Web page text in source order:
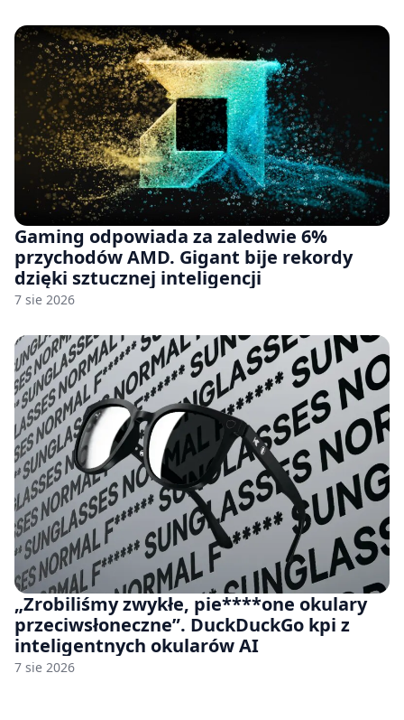
Gaming odpowiada za zaledwie 6%
przychodów AMD. Gigant bije rekordy
dzięki sztucznej inteligencji
7 sie 2026
„Zrobiliśmy zwykłe, pie****one okulary
przeciwsłoneczne”. DuckDuckGo kpi z
inteligentnych okularów AI
7 sie 2026